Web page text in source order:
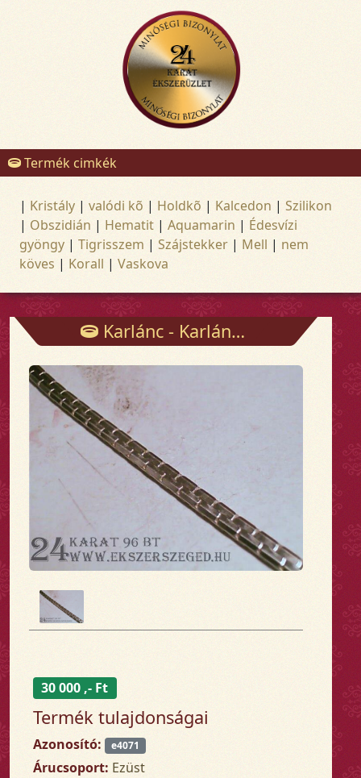
Termék cimkék
| Kristály | valódi kõ | Holdkõ | Kalcedon | Szilikon
| Obszidián | Hematit | Aquamarin | Édesvízi
gyöngy | Tigrisszem | Szájstekker | Mell | nem
köves | Korall | Vaskova
Karlánc - Karlánc - Arany és ezüst ékszerek
30 000 ,- Ft
Termék tulajdonságai
Azonosító: e4071
Árucsoport: Ezüst